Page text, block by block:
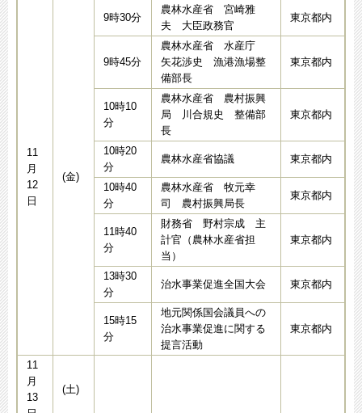
11
月
12
日
(金)
9時30分
農林水産省 宮崎雅
夫 大臣政務官
東京都内
9時45分
農林水産省 水産庁
矢花渉史 漁港漁場整
備部長
東京都内
10時10
分
農林水産省 農村振興
局 川合規史 整備部
長
東京都内
10時20
分
農林水産省協議 東京都内
10時40
分
農林水産省 牧元幸
司 農村振興局長
東京都内
11時40
分
財務省 野村宗成 主
計官（農林水産省担
当）
東京都内
13時30
分
治水事業促進全国大会 東京都内
15時15
分
地元関係国会議員への
治水事業促進に関する
提言活動
東京都内
11
月
13
(土)